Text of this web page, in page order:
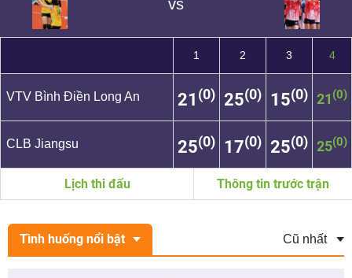
vs
1 2 3 4
VTV Bình Điền Long An 21 (0) 25(0) 15(0) 21 (0)
CLB Jiangsu 25(0) 17(0) 25(0) 25(0)
Lịch thi đấu Thông tin trước trận
Tình huống nổi bật